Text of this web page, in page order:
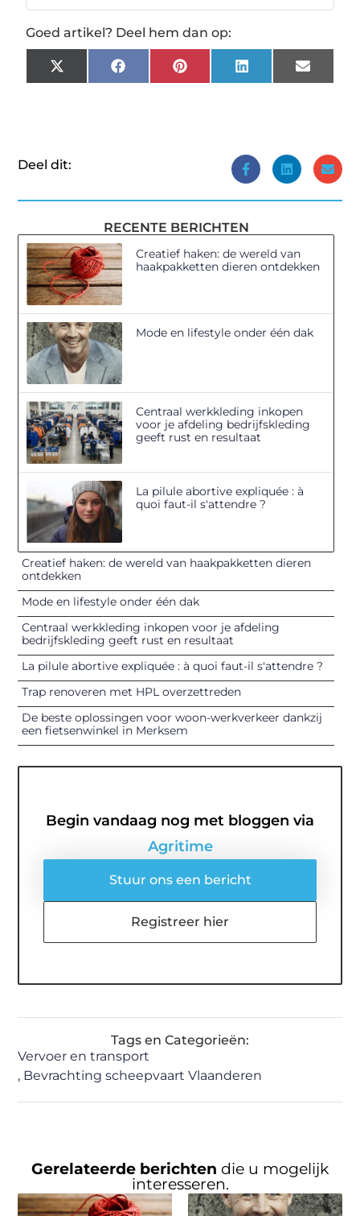
Goed artikel? Deel hem dan op:
X
(Twitter)
FacebookPinterestLinkedInEmail
Deel dit:
RECENTE BERICHTEN
Creatief haken: de wereld van
haakpakketten dieren ontdekken
Mode en lifestyle onder één dak
Centraal werkkleding inkopen
voor je afdeling bedrijfskleding
geeft rust en resultaat
La pilule abortive expliquée : à
quoi faut-il s'attendre ?
Creatief haken: de wereld van haakpakketten dieren
ontdekken
Mode en lifestyle onder één dak
Centraal werkkleding inkopen voor je afdeling
bedrijfskleding geeft rust en resultaat
La pilule abortive expliquée : à quoi faut-il s'attendre ?
Trap renoveren met HPL overzettreden
De beste oplossingen voor woon-werkverkeer dankzij
een fietsenwinkel in Merksem
Begin vandaag nog met bloggen via
Agritime
Stuur ons een bericht
Registreer hier
Tags en Categorieën:
Vervoer en transport
, Bevrachting scheepvaart Vlaanderen
Gerelateerde berichten die u mogelijk
interesseren.